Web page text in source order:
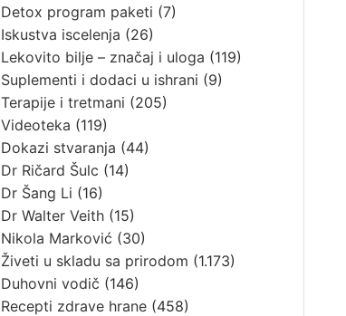
Detox program paketi (7)
Iskustva iscelenja (26)
Lekovito bilje – značaj i uloga (119)
Suplementi i dodaci u ishrani (9)
Terapije i tretmani (205)
Videoteka (119)
Dokazi stvaranja (44)
Dr Ričard Šulc (14)
Dr Šang Li (16)
Dr Walter Veith(15)
Nikola Marković (30)
Živeti u skladu sa prirodom (1.173)
Duhovni vodič (146)
Recepti zdrave hrane(458)